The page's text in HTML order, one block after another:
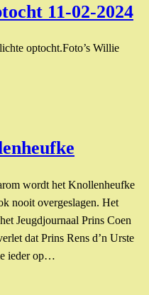
11-02-2024
optocht.Foto’s Willie
wordt het Knollenheufke
nooit overgeslagen. Het
Jeugdjournaal Prins Coen
dat Prins Rens d’n Urste
ieder op…